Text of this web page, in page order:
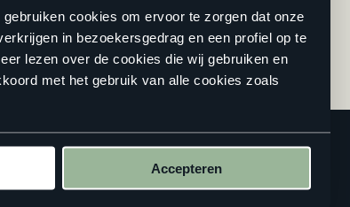
cookies om ervoor te zorgen dat onze
in bezoekersgedrag en een profiel op te
lezen over de cookies die wij gebruiken en
met het gebruik van alle cookies zoals
Accepteren